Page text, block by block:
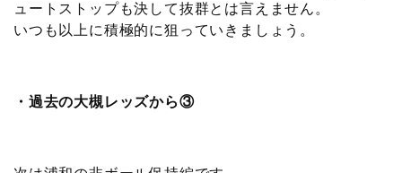
ュートストップも決して抜群とは言えません。
いつも以上に積極的に狙っていきましょう。
・過去の大槻レッズから③